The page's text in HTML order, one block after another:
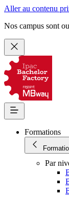
Aller au contenu
Nos campus sont
Formations
Par